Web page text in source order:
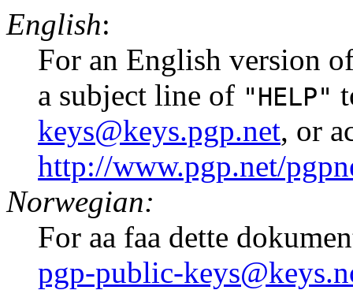
English:
For an English version
a subject line of "HELP"
keys@keys.pgp.net, or
http://www.pgp.net/
Norwegian:
For aa faa dette
pgp-public-